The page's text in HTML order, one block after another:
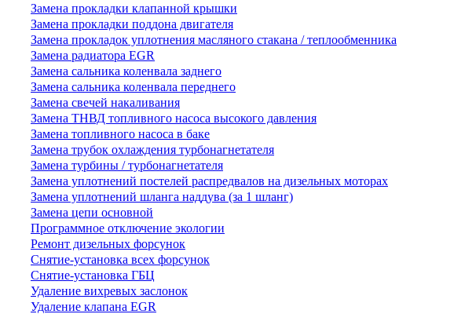
Замена прокладки клапанной крышки
Замена прокладки поддона двигателя
Замена прокладок уплотнения масляного стакана / теплообменника
Замена радиатора EGR
Замена сальника коленвала заднего
Замена сальника коленвала переднего
Замена свечей накаливания
Замена ТНВД топливного насоса высокого давления
Замена топливного насоса в баке
Замена трубок охлаждения турбонагнетателя
Замена турбины / турбонагнетателя
Замена уплотнений постелей распредвалов на дизельных моторах
Замена уплотнений шланга наддува (за 1 шланг)
Замена цепи основной
Программное отключение экологии
Ремонт дизельных форсунок
Снятие-установка всех форсунок
Снятие-установка ГБЦ
Удаление вихревых заслонок
Удаление клапана EGR